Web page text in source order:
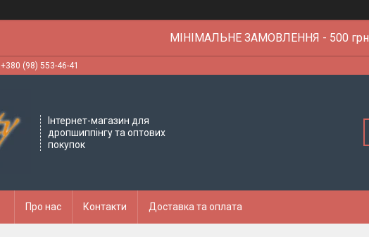
МІНІМАЛЬНЕ ЗАМОВЛЕННЯ - 500 грн
+380 (98) 553-46-41
Інтернет-магазин для
дропшиппінгу та оптових
покупок
Про нас Контакти Доставка та оплата